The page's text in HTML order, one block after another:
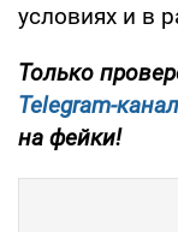
условиях и в
Только
Telegram-
на фейки!